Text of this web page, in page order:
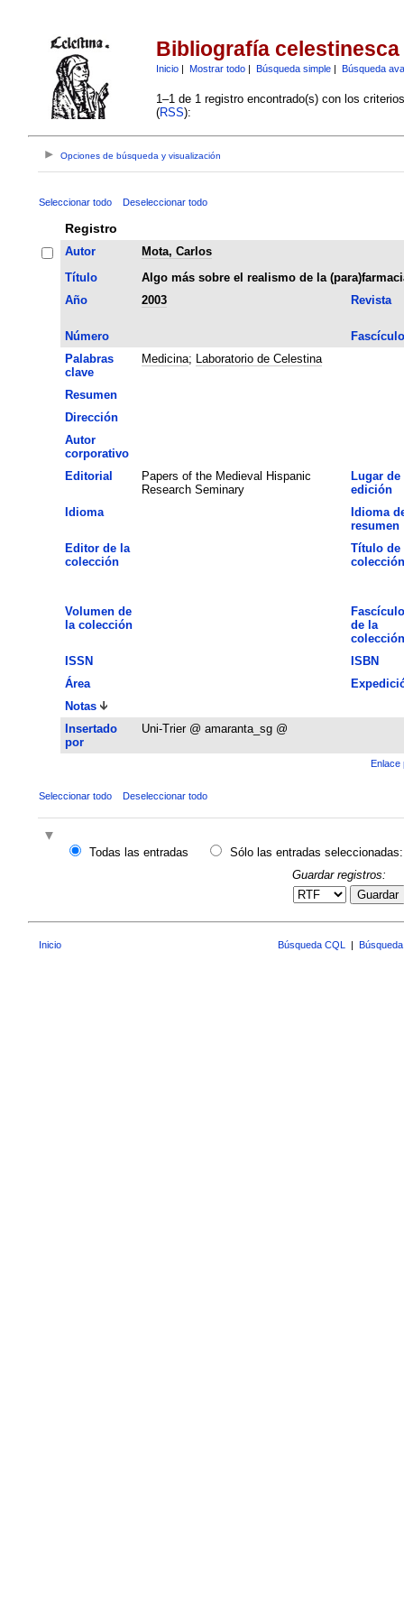
Bibliografía celestinesca
Inicio| Mostrar todo| Búsqueda simple| Búsqueda
1–1 de 1 registro encontrado(s) con los
(RSS):
Opciones de búsqueda y visualización
Seleccionar todo Deseleccionar todo
Registro
Autor
Mota, Carlos
Título
Algo más sobre el realismo de la
Año
2003 Revista
Número
Fascículo
Palabras
clave
Medicina; Laboratorio de Celestina
Resumen
Dirección
Autor
corporativo
Editorial
Papers of the Medieval Hispanic
Research Seminary
Lugar de
edición
Idioma
Idioma
resumen
Editor de la
colección
Título de
colección
Volumen de
la colección
Fascículo
de la
colección
ISSN
ISBN
Área
Notas
Insertado
por
Uni-Trier @ amaranta_sg @
Enlace
Seleccionar todo Deseleccionar todo
Todas las entradas
Sólo las entradas seleccionadas:
Guardar registros:
Guardar
Inicio Búsqueda CQL